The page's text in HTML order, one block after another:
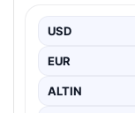
USD
EUR
ALTIN